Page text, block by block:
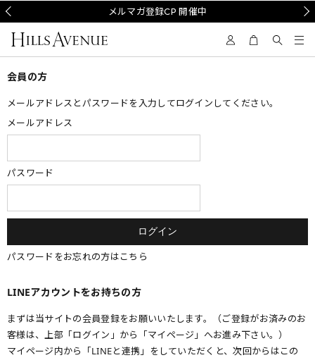
メルマガ登録CP 開催中
会員の方
メールアドレスとパスワードを入力してログインしてください。
メールアドレス
パスワード
パスワードをお忘れの方はこちら
LINEアカウントをお持ちの方
まずは当サイトの会員登録をお願いいたします。（ご登録がお済みのお
客様は、上部「ログイン」から「マイページ」へお進み下さい。）
マイページ内から「LINEと連携」をしていただくと、次回からはこの